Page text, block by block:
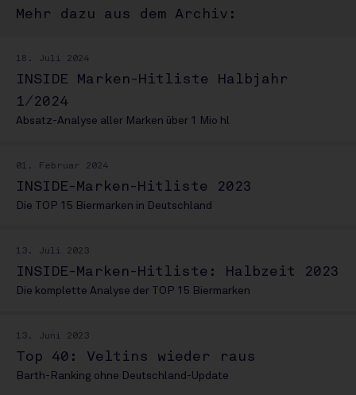
Mehr dazu aus dem Archiv:
18. Juli 2024
INSIDE Marken-Hitliste Halbjahr
1/2024
Absatz-Analyse aller Marken über 1 Mio hl
01. Februar 2024
INSIDE-Marken-Hitliste 2023
Die TOP 15 Biermarken in Deutschland
13. Juli 2023
INSIDE-Marken-Hitliste: Halbzeit 2023
Die komplette Analyse der TOP 15 Biermarken
13. Juni 2023
Top 40: Veltins wieder raus
Barth-Ranking ohne Deutschland-Update